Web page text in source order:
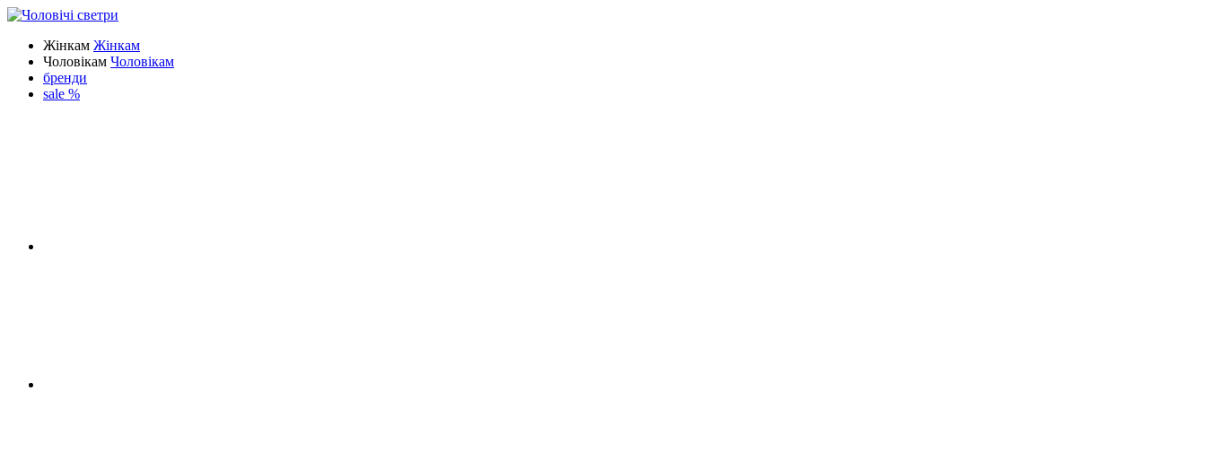
Жінкам Жінкам
Чоловікам Чоловікам
бренди
sale %